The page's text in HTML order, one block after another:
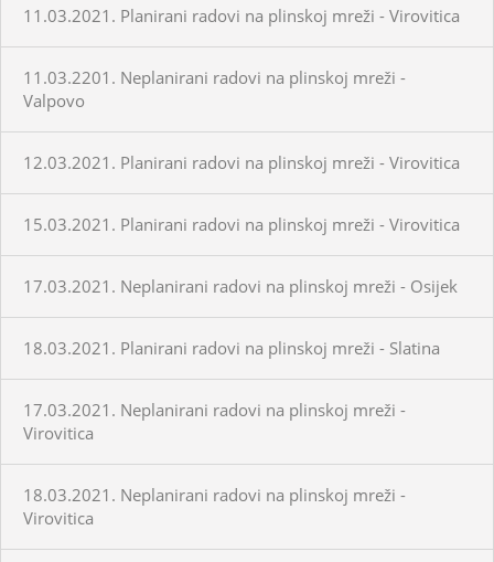
11.03.2021. Planirani radovi na plinskoj mreži - Virovitica
11.03.2201. Neplanirani radovi na plinskoj mreži -
Valpovo
12.03.2021. Planirani radovi na plinskoj mreži - Virovitica
15.03.2021. Planirani radovi na plinskoj mreži - Virovitica
17.03.2021. Neplanirani radovi na plinskoj mreži - Osijek
18.03.2021. Planirani radovi na plinskoj mreži - Slatina
17.03.2021. Neplanirani radovi na plinskoj mreži -
Virovitica
18.03.2021. Neplanirani radovi na plinskoj mreži -
Virovitica